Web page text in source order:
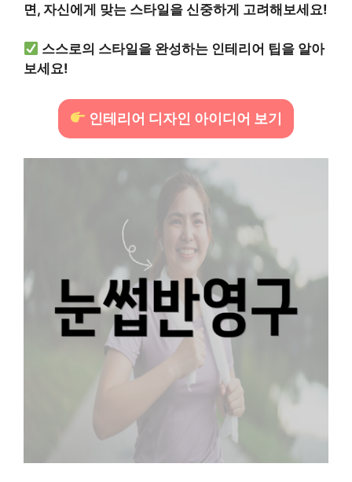
면, 자신에게 맞는 스타일을 신중하게 고려해보세요!
스스로의 스타일을 완성하는 인테리어 팁을 알아
보세요!
인테리어 디자인 아이디어 보기